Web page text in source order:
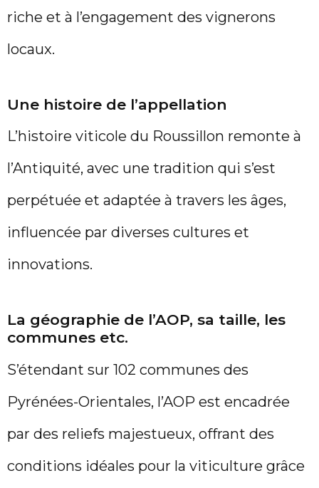
riche et à l’engagement des vignerons
locaux.
Une histoire de l’appellation
L’histoire viticole du Roussillon remonte à
l’Antiquité, avec une tradition qui s’est
perpétuée et adaptée à travers les âges,
influencée par diverses cultures et
innovations.
La géographie de l’AOP, sa taille, les
communes etc.
S’étendant sur 102 communes des
Pyrénées-Orientales, l’AOP est encadrée
par des reliefs majestueux, offrant des
conditions idéales pour la viticulture grâce